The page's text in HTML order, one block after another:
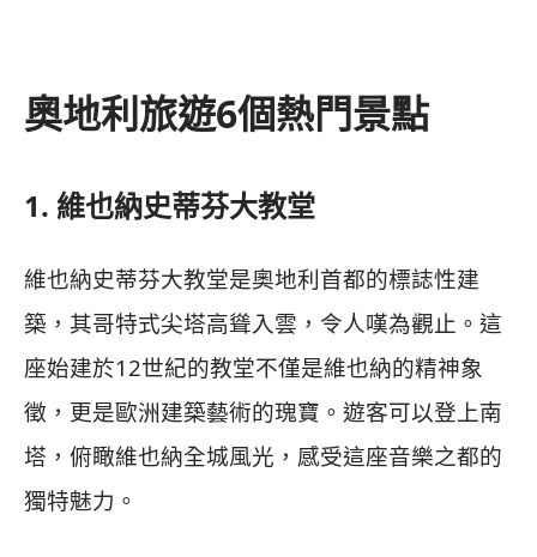
奧地利旅遊6個熱門景點
1. 維也納史蒂芬大教堂
維也納史蒂芬大教堂是奧地利首都的標誌性建
築，其哥特式尖塔高聳入雲，令人嘆為觀止。這
座始建於12世紀的教堂不僅是維也納的精神象
徵，更是歐洲建築藝術的瑰寶。遊客可以登上南
塔，俯瞰維也納全城風光，感受這座音樂之都的
獨特魅力。